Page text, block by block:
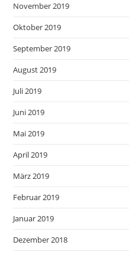
November 2019
Oktober 2019
September 2019
August 2019
Juli 2019
Juni 2019
Mai 2019
April 2019
März 2019
Februar 2019
Januar 2019
Dezember 2018